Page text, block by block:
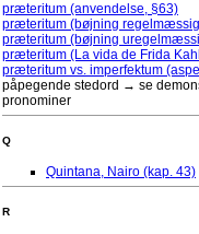
præteritum (anvendelse, §63)
præteritum (bøjning
præteritum (bøjning
præteritum (La vida de Frida
præteritum vs. imperfektum
påpegende stedord → se
pronominer
Q
Quintana, Nairo (kap. 43)
R
37: